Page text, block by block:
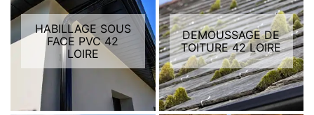
HABILLAGE SOUS
FACE PVC 42
LOIRE
DEMOUSSAGE DE
TOITURE 42 LOIRE